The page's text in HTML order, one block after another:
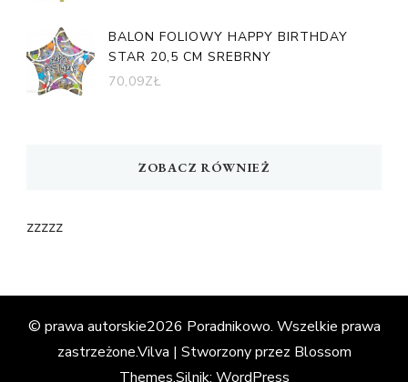
BALON FOLIOWY HAPPY BIRTHDAY
STAR 20,5 CM SREBRNY
70,09ZŁ
ZOBACZ RÓWNIEŻ
zzzzz
© prawa autorskie2026 Poradnikowo. Wszelkie prawa
zastrzeżone.Vilva | Stworzony przez Blossom
Themes.Silnik: WordPress